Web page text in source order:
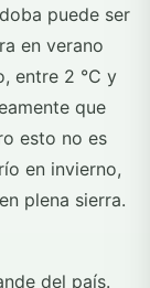
puede ser
en verano
entre 2 °C y
que
esto no es
en invierno,
plena sierra.
del país.